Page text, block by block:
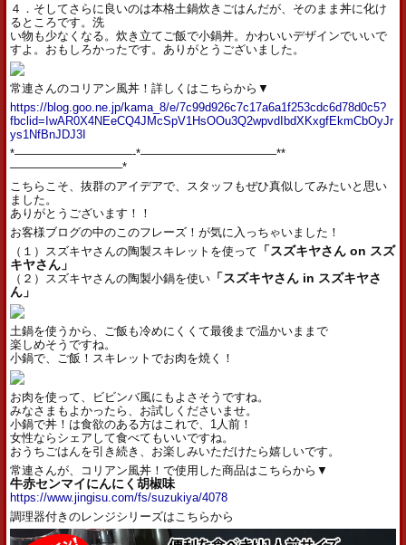
４．そしてさらに良いのは本格土鍋炊きごはんだが、そのまま丼に化け
るところです。洗
い物も少なくなる。炊き立てご飯で小鍋丼。かわいいデザインでいいで
すよ。おもしろかったです。ありがとうございました。
常連さんのコリアン風丼！詳しくはこちらから▼
https://blog.goo.ne.jp/kama_8/e/7c99d926c7c17a6a1f253cdc6d78d0c5?
fbclid=IwAR0X4NEeCQ4JMcSpV1HsOOu3Q2wpvdIbdXKxgfEkmCbOyJr
ys1NfBnJDJ3I
*——————————-*———————————–**
—————————–*
こちらこそ、抜群のアイデアで、スタッフもぜひ真似してみたいと思い
ました。
ありがとうございます！！
お客様ブログの中のこのフレーズ！が気に入っちゃいました！
（１）スズキヤさんの陶製スキレットを使って 「スズキヤさん on スズ
キヤさん」
（２）スズキヤさんの陶製小鍋を使い 「スズキヤさん in スズキヤさ
ん」
土鍋を使うから、ご飯も冷めにくくて最後まで温かいままで
楽しめそうですね。
小鍋で、ご飯！スキレットでお肉を焼く！
お肉を使って、ビビンバ風にもよさそうですね。
みなさまもよかったら、お試しくださいませ。
小鍋で丼！は食欲のある方はこれで、1人前！
女性ならシェアして食べてもいいですね。
おうちごはんを引き続き、お楽しみいただけたら嬉しいです。
常連さんが、コリアン風丼！で使用した商品はこちらから▼
牛赤センマイにんにく胡椒味
https://www.jingisu.com/fs/suzukiya/4078
調理器付きのレンジシリーズはこちらから